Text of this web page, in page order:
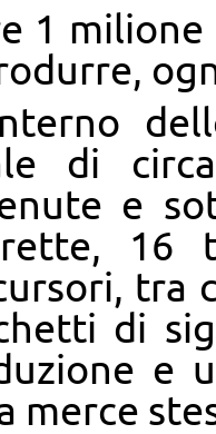
1
di
e
16
tra
di
e
merce